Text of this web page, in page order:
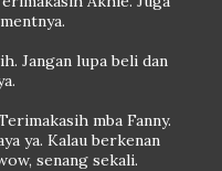
Jangan lupa beli dan
mba Fanny.
ya. Kalau berkenan
senang sekali.